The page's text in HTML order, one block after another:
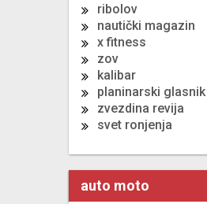
ribolov
nautički magazin
x fitness
zov
kalibar
planinarski glasnik
zvezdina revija
svet ronjenja
auto moto